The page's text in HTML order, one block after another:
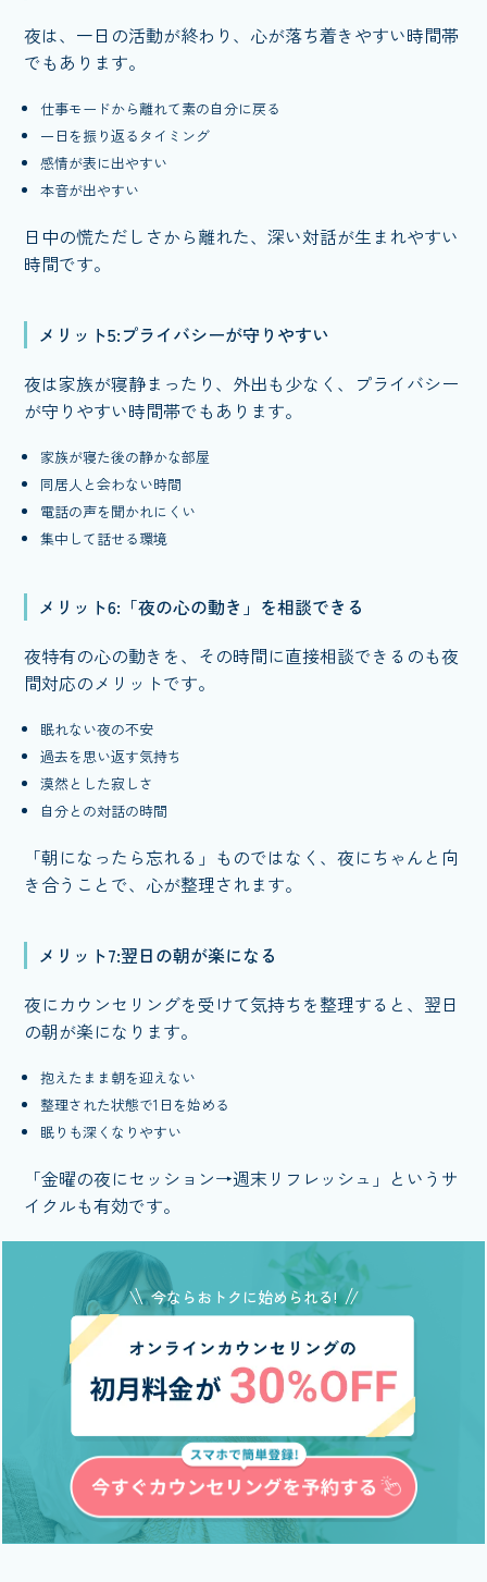
夜は、一日の活動が終わり、心が落ち着きやすい時間帯
でもあります。
仕事モードから離れて素の自分に戻る
一日を振り返るタイミング
感情が表に出やすい
本音が出やすい
日中の慌ただしさから離れた、深い対話が生まれやすい
時間です。
メリット5:プライバシーが守りやすい
夜は家族が寝静まったり、外出も少なく、プライバシー
が守りやすい時間帯でもあります。
家族が寝た後の静かな部屋
同居人と会わない時間
電話の声を聞かれにくい
集中して話せる環境
メリット6:「夜の心の動き」を相談できる
夜特有の心の動きを、その時間に直接相談できるのも夜
間対応のメリットです。
眠れない夜の不安
過去を思い返す気持ち
漠然とした寂しさ
自分との対話の時間
「朝になったら忘れる」ものではなく、夜にちゃんと向
き合うことで、心が整理されます。
メリット7:翌日の朝が楽になる
夜にカウンセリングを受けて気持ちを整理すると、翌日
の朝が楽になります。
抱えたまま朝を迎えない
整理された状態で1日を始める
眠りも深くなりやすい
「金曜の夜にセッション→週末リフレッシュ」というサ
イクルも有効です。
今ならおトクに始められる!